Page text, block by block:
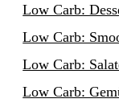
Low Carb:
Low Carb:
Low Carb:
Low Carb: